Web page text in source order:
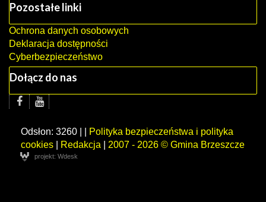
Pozostałe linki
Ochrona danych osobowych
Deklaracja dostępności
Cyberbezpieczeństwo
Dołącz do nas
Odsłon: 3260 | |
Polityka bezpieczeństwa i polityka
cookies
Redakcja 2007 - 2026 © Gmina Brzeszcze
projekt: Wdesk